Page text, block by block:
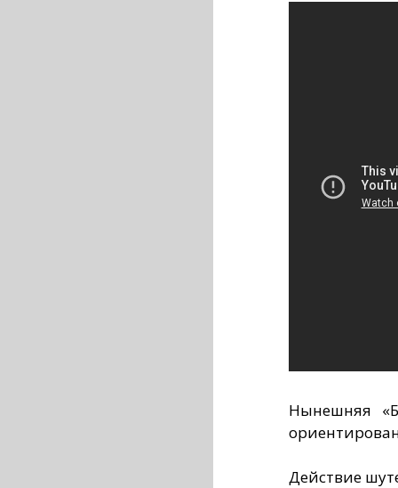
Нынешняя
Действие